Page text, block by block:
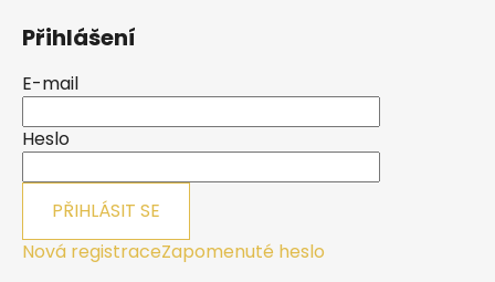
Přihlášení
E-mail
Heslo
PŘIHLÁSIT SE
Nová registraceZapomenuté heslo